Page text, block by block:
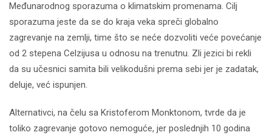
Međunarodnog sporazuma o klimatskim promenama. Cilj
sporazuma jeste da se do kraja veka spreči globalno
zagrevanje na zemlji, time što se neće dozvoliti veće povećanje
od 2 stepena Celzijusa u odnosu na trenutnu. Zli jezici bi rekli
da su učesnici samita bili velikodušni prema sebi jer je zadatak,
deluje, već ispunjen.
Alternativci, na čelu sa Kristoferom Monktonom, tvrde da je
toliko zagrevanje gotovo nemoguće, jer poslednjih 10 godina